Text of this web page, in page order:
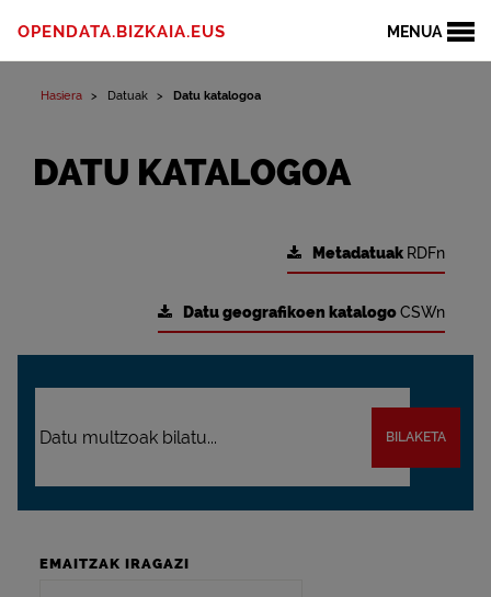
MENUA
OPENDATA.BIZKAIA.EUS
Hasiera Datuak Datu katalogoa
DATU KATALOGOA
Metadatuak RDFn
Datu geografikoen katalogoCSWn
BILAKETA
EMAITZAK IRAGAZI